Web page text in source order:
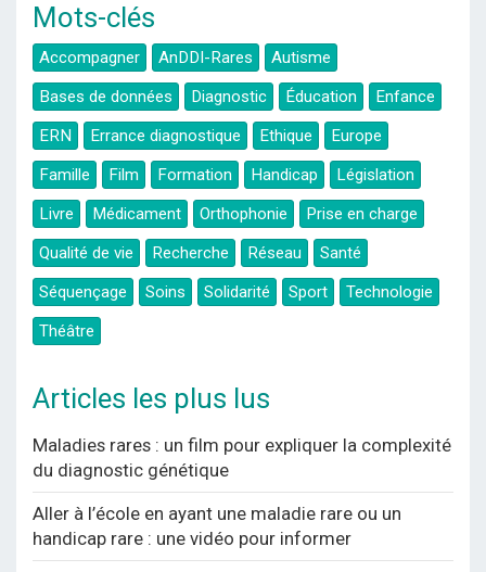
Mots-clés
Accompagner AnDDI-Rares
Autisme
Bases de données
Diagnostic Éducation
Enfance
ERN
Errance diagnostique Ethique
Europe
Famille
Film Formation Handicap
Législation
Livre
Médicament Orthophonie
Prise en charge
Qualité de vie
Recherche Réseau
Santé
Séquençage
Soins Solidarité Sport
Technologie
Théâtre
Articles les plus lus
Maladies rares : un film pour expliquer la complexité
du diagnostic génétique
Aller à l’école en ayant une maladie rare ou un
handicap rare : une vidéo pour informer